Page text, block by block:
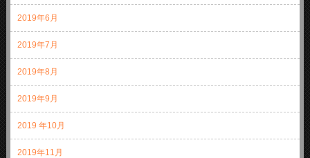
2019年6月
2019年7月
2019年8月
2019年9月
2019 年10月
2019年11月